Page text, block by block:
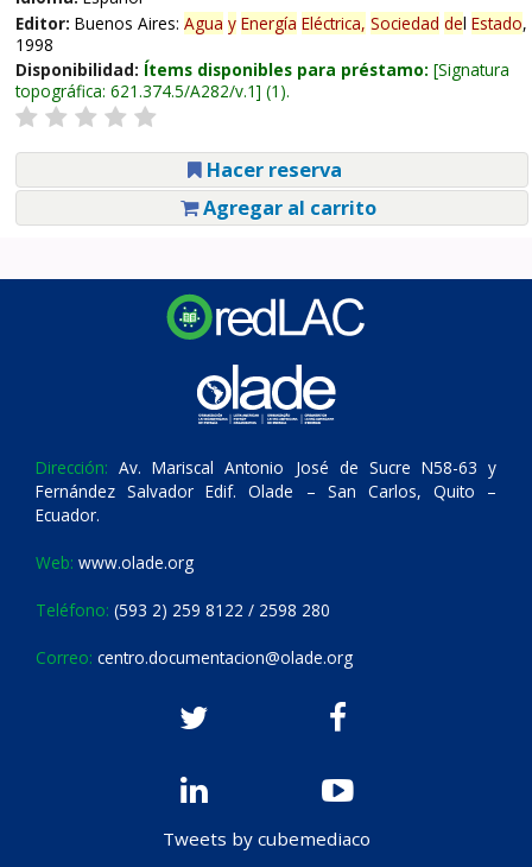
Editor: Buenos Aires: Agua y Energía Eléctrica, Sociedad del Estado,
1998
Disponibilidad: Ítems disponibles para préstamo: Signatura
topográfica: 621.374.5/A282/v.1 (1).
Hacer reserva
Agregar al carrito
Dirección: Av. Mariscal Antonio José de Sucre N58-63 y
Fernández Salvador Edif. Olade – San Carlos, Quito –
Ecuador.
Web: www.olade.org
Teléfono: (593 2) 259 8122 / 2598 280
Correo: centro.documentacion@olade.org
Tweets by cubemediaco